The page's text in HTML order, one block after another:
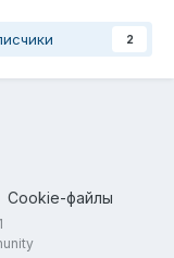
2
Cookie-файлы